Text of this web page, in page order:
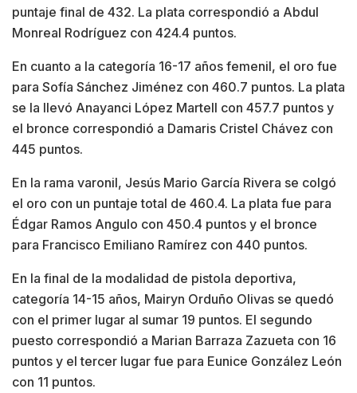
puntaje final de 432. La plata correspondió a Abdul
Monreal Rodríguez con 424.4 puntos.
En cuanto a la categoría 16-17 años femenil, el oro fue
para Sofía Sánchez Jiménez con 460.7 puntos. La plata
se la llevó Anayanci López Martell con 457.7 puntos y
el bronce correspondió a Damaris Cristel Chávez con
445 puntos.
En la rama varonil, Jesús Mario García Rivera se colgó
el oro con un puntaje total de 460.4. La plata fue para
Édgar Ramos Angulo con 450.4 puntos y el bronce
para Francisco Emiliano Ramírez con 440 puntos.
En la final de la modalidad de pistola deportiva,
categoría 14-15 años, Mairyn Orduño Olivas se quedó
con el primer lugar al sumar 19 puntos. El segundo
puesto correspondió a Marian Barraza Zazueta con 16
puntos y el tercer lugar fue para Eunice González León
con 11 puntos.